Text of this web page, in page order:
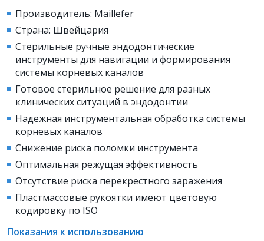
Производитель: Maillefer
Страна: Швейцария
Стерильные ручные эндодонтические
инструменты для навигации и формирования
системы корневых каналов
Готовое стерильное решение для разных
клинических ситуаций в эндодонтии
Надежная инструментальная обработка системы
корневых каналов
Снижение риска поломки инструмента
Оптимальная режущая эффективность
Отсутствие риска перекрестного заражения
Пластмассовые рукоятки имеют цветовую
кодировку по ISO
Показания к использованию